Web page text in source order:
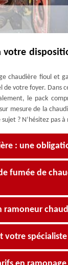
votre
chaudière fioul et
votre foyer. Dans
le pack
mesure de la
? N’hésitez pas
: une
fumée de
ramoneur
votre